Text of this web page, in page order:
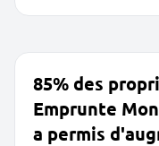
85% des
Emprunte
a permis